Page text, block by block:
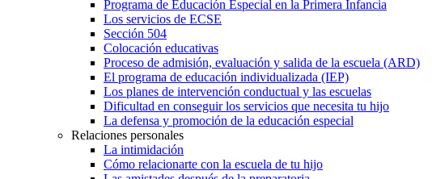
Programa de Educación Especial en la Primera Infancia
Los servicios de ECSE
Sección 504
Colocación educativas
Proceso de admisión, evaluación y salida de la escuela (ARD)
El programa de educación individualizada (IEP)
Los planes de intervención conductual y las escuelas
Dificultad en conseguir los servicios que necesita tu hijo
La defensa y promoción de la educación especial
Relaciones personales
La intimidación
Cómo relacionarte con la escuela de tu hijo